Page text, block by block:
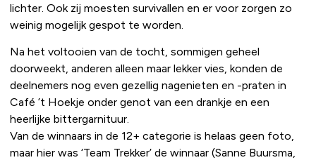
lichter. Ook zij moesten survivallen en er voor zorgen zo
weinig mogelijk gespot te worden.
Na het voltooien van de tocht, sommigen geheel
doorweekt, anderen alleen maar lekker vies, konden de
deelnemers nog even gezellig nagenieten en -praten in
Café ’t Hoekje onder genot van een drankje en een
heerlijke bittergarnituur.
Van de winnaars in de 12+ categorie is helaas geen foto,
maar hier was ‘Team Trekker’ de winnaar (Sanne Buursma,